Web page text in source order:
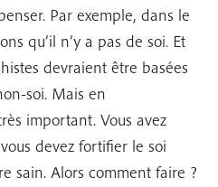
Par exemple, dans le
qu’il n’y a pas de soi. Et
devraient être basées
soi. Mais en
important. Vous avez
devez fortifier le soi
sain. Alors comment faire ?